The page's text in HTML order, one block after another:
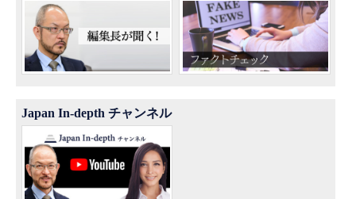
Japan In-depth チャンネル